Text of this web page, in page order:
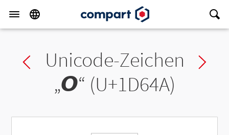
Previous char
Unicode-Zeichen
„𝙊“ (U+1D64A)